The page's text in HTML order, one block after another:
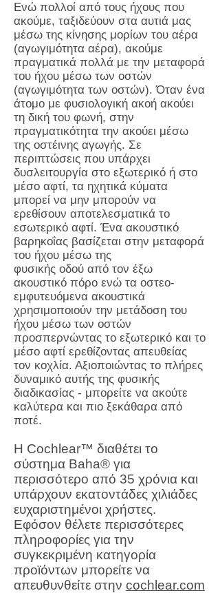
Ενώ πολλοί από τους ήχους που
ακούμε, ταξιδεύουν στα αυτιά μας
μέσω της κίνησης μορίων του αέρα
(αγωγιμότητα αέρα), ακούμε
πραγματικά πολλά με την μεταφορά
του ήχου μέσω των οστών
(αγωγιμότητα των οστών). Όταν ένα
άτομο με φυσιολογική ακοή ακούει
τη δική του φωνή, στην
πραγματικότητα την ακούει μέσω
της οστέινης αγωγής. Σε
περιπτώσεις που υπάρχει
δυσλειτουργία στο εξωτερικό ή στο
μέσο αφτί, τα ηχητικά κύματα
μπορεί να μην μπορούν να
ερεθίσουν αποτελεσματικά το
εσωτερικό αφτί. Ένα ακουστικό
βαρηκοΐας βασίζεται στην μεταφορά
του ήχου μέσω της
φυσικής οδού από τον έξω
ακουστικό πόρο ενώ τα οστεο-
εμφυτευόμενα ακουστικά
χρησιμοποιούν την μετάδοση του
ήχου μέσω των οστών
προσπερνώντας το εξωτερικό και το
μέσο αφτί ερεθίζοντας απευθείας
τον κοχλία. Αξιοποιώντας το πλήρες
δυναμικό αυτής της φυσικής
διαδικασίας - μπορείτε να ακούτε
καλύτερα και πιο ξεκάθαρα από
ποτέ.
Η Cochlear™ διαθέτει το
σύστημα Baha® για
περισσότερο από 35 χρόνια και
υπάρχουν εκατοντάδες χιλιάδες
ευχαριστημένοι χρήστες.
Εφόσον θέλετε περισσότερες
πληροφορίες για την
συγκεκριμένη κατηγορία
προϊόντων μπορείτε να
απευθυνθείτε στην cochlear.com